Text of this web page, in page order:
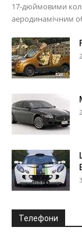
17-дюймовими
аеродинамічним
Телефони